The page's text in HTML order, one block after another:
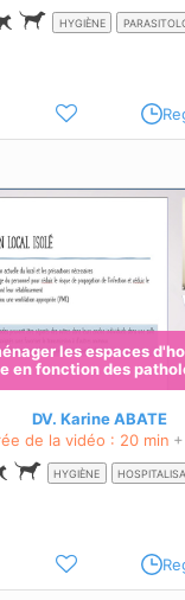
HYGIÈNE
les espaces
en fonction des
DV. Karine ABATE
de la vidéo : 20 min
HYGIÈNE